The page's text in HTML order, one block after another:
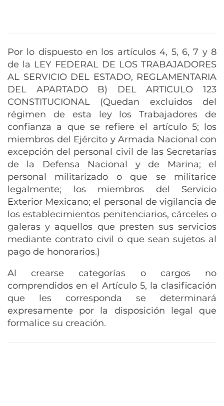
Por lo dispuesto en los artículos 4, 5, 6, 7 y 8
de la LEY FEDERAL DE LOS TRABAJADORES
AL SERVICIO DEL ESTADO, REGLAMENTARIA
DEL APARTADO B) DEL ARTICULO 123
CONSTITUCIONAL (Quedan excluidos del
régimen de esta ley los Trabajadores de
confianza a que se refiere el artículo 5; los
miembros del Ejército y Armada Nacional con
excepción del personal civil de las Secretarías
de la Defensa Nacional y de Marina; el
personal militarizado o que se militarice
legalmente; los miembros del Servicio
Exterior Mexicano; el personal de vigilancia de
los establecimientos penitenciarios, cárceles o
galeras y aquellos que presten sus servicios
mediante contrato civil o que sean sujetos al
pago de honorarios.)
Al crearse categorías o cargos no
comprendidos en el Artículo 5, la clasificación
que les corresponda se determinará
expresamente por la disposición legal que
formalice su creación.